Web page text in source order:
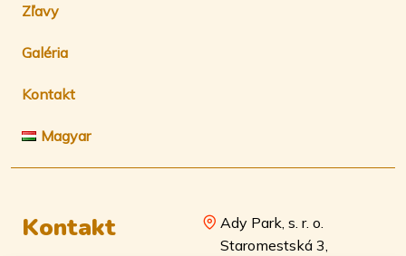
Zľavy
Galéria
Kontakt
Magyar
Kontakt
Ady Park, s. r. o.
Staromestská 3,